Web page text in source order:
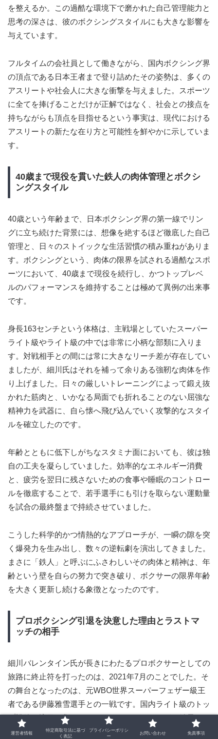
を整えるか。この過酷な環境下で磨かれた自己管理能力と
思考の深さは、彼のボクシングスタイルにも大きな影響を
与えています。
フルタイムの会社員として働きながら、国内ボクシング界
の頂点である日本王者まで登り詰めたその姿勢は、多くの
アスリートや社会人に大きな衝撃を与えました。スポーツ
に全てを捧げることだけが正解ではなく、社会との接点を
持ちながらも頂点を目指せるという事実は、現代における
アスリートの新たな在り方と可能性を鮮やかに示していま
す。
40歳まで現役を貫いた鉄人の肉体管理とボクシ
ングスタイル
40歳という年齢まで、日本ボクシング界の第一線でリン
グに立ち続けた背景には、想像を絶するほど徹底した自己
管理と、日々のストイックな生活習慣の積み重ねがありま
す。ボクシングという、肉体の限界を試される過酷なスポ
ーツにおいて、40歳まで現役を続行し、かつトップレベ
ルのパフォーマンスを維持することは極めて異例の出来事
です。
身長163センチという体格は、主戦場としていたスーパー
ライト級やライト級の中では非常に小柄な部類に入りま
す。対戦相手との間には常に大きなリーチ差が存在してい
ましたが、細川氏はそれを補って余りある強靭な肉体を作
り上げました。日々の厳しいトレーニングによって鍛え抜
かれた筋肉と、いかなる局面でも折れることのない屈強な
精神力を武器に、自ら懐へ飛び込んでいく攻撃的なスタイ
ルを確立したのです。
年齢とともに低下しがちなスタミナ面においても、彼は独
自の工夫を凝らしていました。効率的なエネルギー消費
と、疲労を翌日に残さないための食事や睡眠のコントロー
ルを徹底することで、若手選手にも引けを取らない運動量
を試合の最終盤まで持続させていました。
こうした科学的かつ情熱的なアプローチが、一瞬の隙を突
く爆発力を生み出し、数々の逆転劇を演出してきました。
まさに「鉄人」と呼ぶにふさわしいその肉体と精神は、年
齢という壁を自らの努力で突き破り、ボクサーの限界年齢
を大きく更新し続ける象徴となったのです。
プロボクシング引退を決意した理由とラストマ
ッチの相手
細川バレンタイン氏が長きにわたるプロボクサーとしての
旅路に終止符を打ったのは、2021年7月のことでした。そ
の舞台となったのは、元WBO世界スーパーフェザー級王
者である伊藤雅雪選手との一戦です。国内ライト級のトッ
プ戦線で注目を集めたこのサバイバルマッチが、結果とし
て彼のラストマッチとなりました。
運営者情報
特定商取引法に基づ
く表記
プライバシーポリシ
ー
お問い合わせ 免責事項